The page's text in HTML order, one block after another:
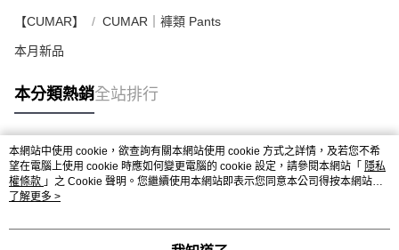
【CUMAR】 CUMAR｜褲類 Pants
本月新品
本分類熱銷全站排行
熱門標籤
本網站中使用 cookie，欲查詢有關本網站使用 cookie 方式之詳情，及若您不希
望在電腦上使用 cookie 時應如何變更電腦的 cookie 設定，請參閱本網站「 隱私
權條款 」之 Cookie 聲明。您繼續使用本網站即表示您同意本公司得按本網站使
用條款之 Cookie 聲明使用 cookie。
了解更多 >